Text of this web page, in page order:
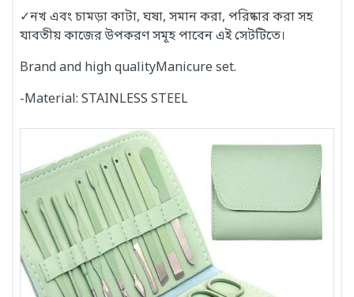
✓নখ এবং চামড়া কাটা, ঘষা, সমান করা, পরিষ্কার করা সহ
যাবতীয় কাজের উপকরণ সমূহ পাবেন এই সেটটিতে।
Brand and high qualityManicure set.
-Material: STAINLESS STEEL